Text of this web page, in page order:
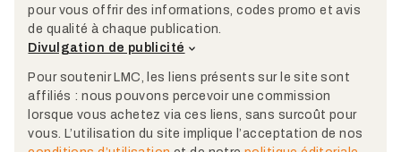
pour vous offrir des informations, codes promo et avis
de qualité à chaque publication.
Divulgation de publicité
Pour soutenir LMC, les liens présents sur le site sont
affiliés : nous pouvons percevoir une commission
lorsque vous achetez via ces liens, sans surcoût pour
vous. L’utilisation du site implique l’acceptation de nos